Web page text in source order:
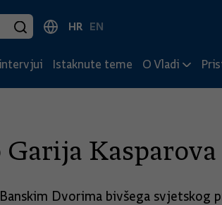
HR EN
Istaknute teme O Vladi
Kasparova
Dvorima bivšega svjetskog